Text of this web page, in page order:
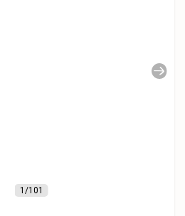
1 /101